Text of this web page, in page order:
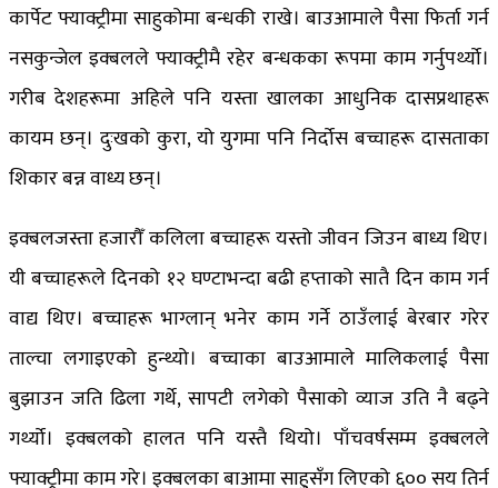
कार्पेट फ्याक्ट्रीमा साहुकोमा बन्धकी राखे। बाउआमाले पैसा फिर्ता गर्न
नसकुन्जेल इक्बलले फ्याक्ट्रीमै रहेर बन्धकका रूपमा काम गर्नुपर्थ्यो।
गरीब देशहरूमा अहिले पनि यस्ता खालका आधुनिक दासप्रथाहरू
कायम छन्। दुःखको कुरा, यो युगमा पनि निर्दोस बच्चाहरू दासताका
शिकार बन्न वाध्य छन्।
इक्बलजस्ता हजारौँ कलिला बच्चाहरू यस्तो जीवन जिउन बाध्य थिए।
यी बच्चाहरूले दिनको १२ घण्टाभन्दा बढी हप्ताको सातै दिन काम गर्न
वाद्य थिए। बच्चाहरू भाग्लान् भनेर काम गर्ने ठाउँलाई बेरबार गरेर
ताल्चा लगाइएको हुन्थ्यो। बच्चाका बाउआमाले मालिकलाई पैसा
बुझाउन जति ढिला गर्थे, सापटी लगेको पैसाको व्याज उति नै बढ्ने
गर्थ्यो। इक्बलको हालत पनि यस्तै थियो। पाँचवर्षसम्म इक्बलले
फ्याक्ट्रीमा काम गरे। इक्बलका बाआमा साहुुसँग लिएको ६०० सय तिर्न